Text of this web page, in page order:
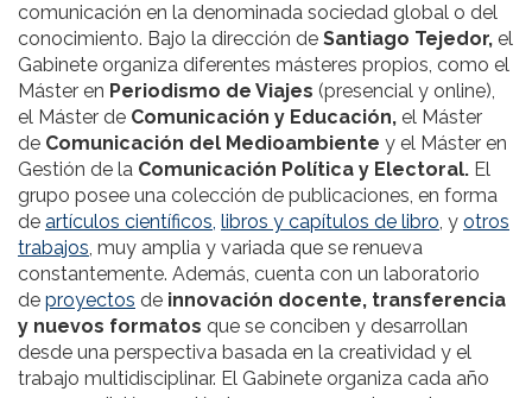
comunicación en la denominada sociedad global o del
conocimiento. Bajo la dirección de Santiago Tejedor, el
Gabinete organiza diferentes másteres propios, como el
Máster en Periodismo de Viajes (presencial y online),
el Máster de Comunicación y Educación, el Máster
de Comunicación del Medioambiente y el Máster en
Gestión de la Comunicación Política y Electoral. El
grupo posee una colección de publicaciones, en forma
de artículos científicos, libros y capítulos de libro, y otros
trabajos, muy amplia y variada que se renueva
constantemente. Además, cuenta con un laboratorio
de proyectos de innovación docente, transferencia
y nuevos formatos que se conciben y desarrollan
desde una perspectiva basada en la creatividad y el
trabajo multidisciplinar. El Gabinete organiza cada año